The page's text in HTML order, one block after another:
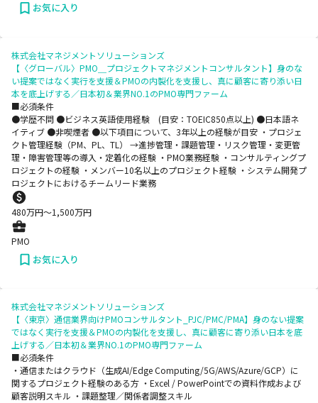
お気に入り
株式会社マネジメントソリューションズ
【〈グローバル〉PMO＿プロジェクトマネジメントコンサルタント】身のな
い提案ではなく実行を支援＆PMOの内製化を支援し、真に顧客に寄り添い日
本を底上げする／日本初＆業界NO.1のPMO専門ファーム
■必須条件
●学歴不問 ●ビジネス英語使用経験 (目安：TOEIC850点以上) ●日本語ネ
イティブ ●非喫煙者 ●以下項目について、3年以上の経験が目安 ・プロジェ
クト管理経験（PM、PL、TL） →進捗管理・課題管理・リスク管理・変更管
理・障害管理等の導入・定着化の経験 ・PMO業務経験 ・コンサルティングプ
ロジェクトの経験 ・メンバー10名以上のプロジェクト経験 ・システム開発プ
ロジェクトにおけるチームリード業務
480万円〜1,500万円
PMO
お気に入り
株式会社マネジメントソリューションズ
【〈東京〉通信業界向けPMOコンサルタント_PJC/PMC/PMA】身のない提案
ではなく実行を支援＆PMOの内製化を支援し、真に顧客に寄り添い日本を底
上げする／日本初＆業界NO.1のPMO専門ファーム
■必須条件
・通信またはクラウド（生成AI/Edge Computing/5G/AWS/Azure/GCP）に
関するプロジェクト経験のある方 ・Excel / PowerPointでの資料作成および
顧客説明スキル ・課題整理／関係者調整スキル